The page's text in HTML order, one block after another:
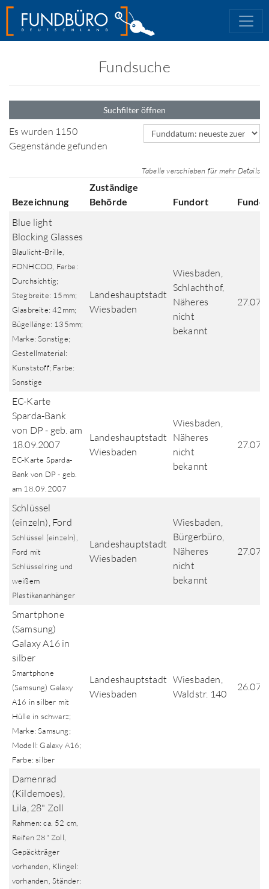
Fundsuche
Suchfilter öffnen
Es wurden 1150
Gegenstände gefunden
Sortierfeld
Tabelle verschieben für mehr Details
Bezeichnung
Zuständige
Behörde
Fundort
Blue light
Blocking Glasses
Blaulicht-Brille,
FONHCOO, Farbe:
Durchsichtig;
Stegbreite: 15mm;
Glasbreite: 42mm;
Bügellänge: 135mm;
Marke: Sonstige;
Gestellmaterial:
Kunststoff; Farbe:
Sonstige
Landeshauptstadt
Wiesbaden
Wiesbaden,
Schlachthof,
Näheres
nicht
bekannt
EC-Karte
Sparda-Bank
von DP - geb. am
18.09.2007
EC-Karte Sparda-
Bank von DP - geb.
am 18.09.2007
Landeshauptstadt
Wiesbaden
Wiesbaden,
Näheres
nicht
bekannt
Schlüssel
(einzeln), Ford
Schlüssel (einzeln),
Ford mit
Schlüsselring und
weißem
Plastikananhänger
Landeshauptstadt
Wiesbaden
Wiesbaden,
Bürgerbüro,
Näheres
nicht
bekannt
Smartphone
(Samsung)
Galaxy A16 in
silber
Smartphone
(Samsung) Galaxy
A16 in silber mit
Hülle in schwarz;
Marke: Samsung;
Modell: Galaxy A16;
Farbe: silber
Landeshauptstadt
Wiesbaden
Wiesbaden,
Waldstr. 140
Damenrad
(Kildemoes),
Lila, 28" Zoll
Rahmen: ca. 52 cm,
Reifen 28" Zoll,
Gepäckträger
vorhanden, Klingel:
vorhanden, Ständer: